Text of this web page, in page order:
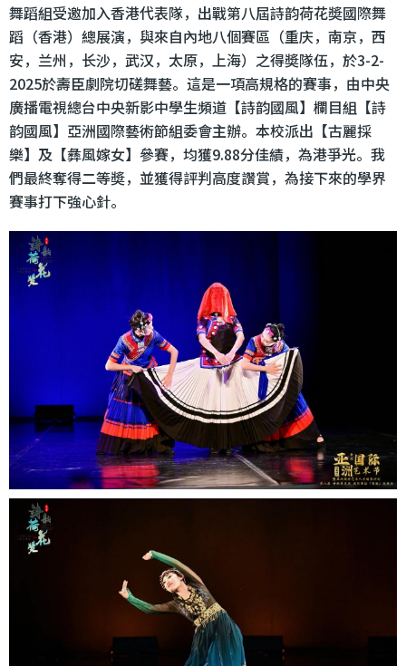
舞蹈組受邀加入香港代表隊，出戰第八屆詩韵荷花奬國際舞
蹈（香港）總展演，與來自內地八個賽區（重庆，南京，西
安，兰州，长沙，武汉，太原，上海）之得奬隊伍，於3-2-
2025於壽臣劇院切磋舞藝。這是一項高規格的賽事，由中央
廣播電視總台中央新影中學生頻道【詩韵國風】欄目組【詩
韵國風】亞洲國際藝術節組委會主辦。本校派出【古麗採
樂】及【彝風嫁女】參賽，均獲9.88分佳績，為港爭光。我
們最終奪得二等奬，並獲得評判高度讚賞，為接下來的學界
賽事打下強心針。